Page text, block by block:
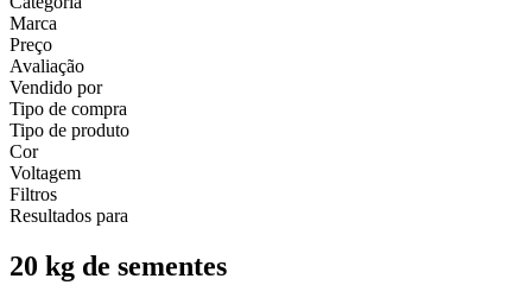
Marca
Preço
Avaliação
Vendido por
Tipo de compra
Tipo de produto
Cor
Voltagem
Filtros
Resultados para
20 kg de sementes